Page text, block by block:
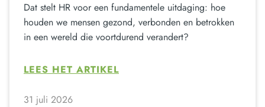
Dat stelt HR voor een fundamentele uitdaging: hoe
houden we mensen gezond, verbonden en betrokken
in een wereld die voortdurend verandert?
LEES HET ARTIKEL
31 juli 2026